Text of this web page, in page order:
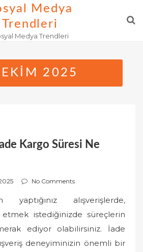
Medya
Trendleri
Medya Trendleri
2025
Kargo Süresi Ne
No Comments
yaptığınız alışverişlerde,
istediğinizde süreçlerin
ediyor olabilirsiniz. İade
deneyiminizin önemli bir